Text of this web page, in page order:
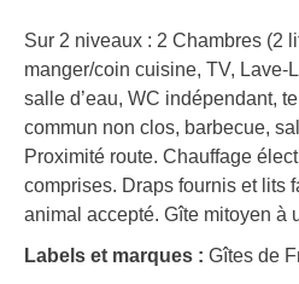
Sur 2 niveaux : 2 Chambres (2
manger/coin cuisine, TV, Lave-
salle d’eau, WC indépendant,
commun non clos, barbecue,
Proximité route. Chauffage
comprises. Draps fournis et lits
animal accepté. Gîte mitoyen à
Labels et marques : Gîtes de